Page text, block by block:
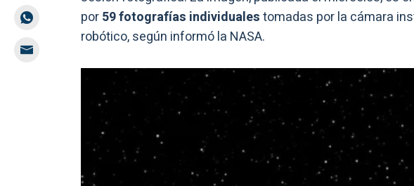
por59 fotografías individualestomadas por la cámara
robótico, según informó la NASA.